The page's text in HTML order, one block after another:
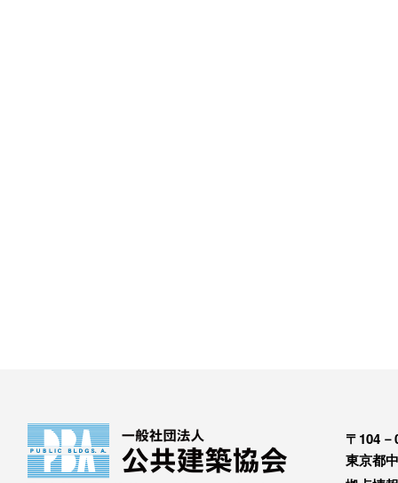
〒104－
東京都